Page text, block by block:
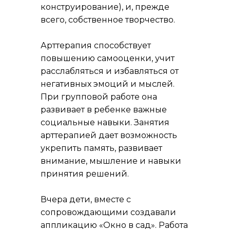
конструирование), и, прежде
всего, собственное творчество.
Арттерапия способствует
повышению самооценки, учит
расслабляться и избавляться от
негативных эмоций и мыслей.
При групповой работе она
развивает в ребенке важные
социальные навыки. Занятия
арттерапией дает возможность
укрепить память, развивает
внимание, мышление и навыки
принятия решений.
Вчера дети, вместе с
сопровождающими создавали
аппликацию «Окно в сад». Работа